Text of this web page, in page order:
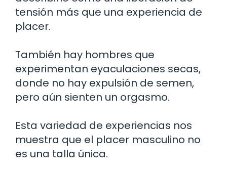
tensión más que una experiencia de
placer.
También hay hombres que
experimentan eyaculaciones secas,
donde no hay expulsión de semen,
pero aún sienten un orgasmo.
Esta variedad de experiencias nos
muestra que el placer masculino no
es una talla única.